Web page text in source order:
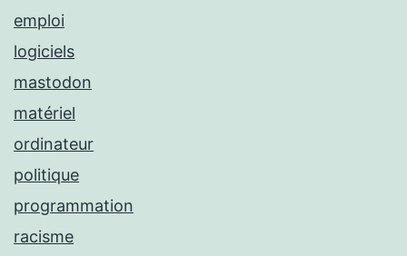
emploi
logiciels
mastodon
matériel
ordinateur
politique
programmation
racisme